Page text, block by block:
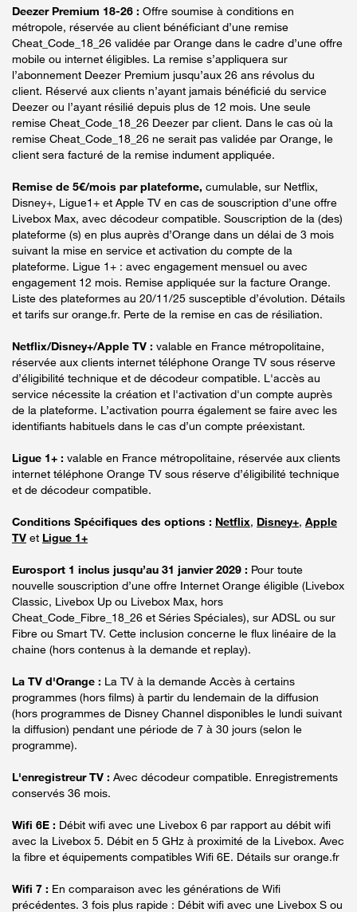
Deezer Premium 18-26 : Offre soumise à conditions en
métropole, réservée au client bénéficiant d’une remise
Cheat_Code_18_26 validée par Orange dans le cadre d’une offre
mobile ou internet éligibles. La remise s’appliquera sur
l’abonnement Deezer Premium jusqu’aux 26 ans révolus du
client. Réservé aux clients n’ayant jamais bénéficié du service
Deezer ou l’ayant résilié depuis plus de 12 mois. Une seule
remise Cheat_Code_18_26 Deezer par client. Dans le cas où la
remise Cheat_Code_18_26 ne serait pas validée par Orange, le
client sera facturé de la remise indument appliquée.
Remise de 5€/mois par plateforme, cumulable, sur Netflix,
Disney+, Ligue1+ et Apple TV en cas de souscription d’une offre
Livebox Max, avec décodeur compatible. Souscription de la (des)
plateforme (s) en plus auprès d’Orange dans un délai de 3 mois
suivant la mise en service et activation du compte de la
plateforme. Ligue 1+ : avec engagement mensuel ou avec
engagement 12 mois. Remise appliquée sur la facture Orange.
Liste des plateformes au 20/11/25 susceptible d’évolution. Détails
et tarifs sur orange.fr. Perte de la remise en cas de résiliation.
Netflix/Disney+/Apple TV : valable en France métropolitaine,
réservée aux clients internet téléphone Orange TV sous réserve
d’éligibilité technique et de décodeur compatible. L'accès au
service nécessite la création et l'activation d'un compte auprès
de la plateforme. L’activation pourra également se faire avec les
identifiants habituels dans le cas d’un compte préexistant.
Ligue 1+ : valable en France métropolitaine, réservée aux clients
internet téléphone Orange TV sous réserve d’éligibilité technique
et de décodeur compatible.
Conditions Spécifiques des options : Netflix, Disney+, Apple
TV et Ligue 1+
Eurosport 1 inclus jusqu’au 31 janvier 2029 : Pour toute
nouvelle souscription d’une offre Internet Orange éligible (Livebox
Classic, Livebox Up ou Livebox Max, hors
Cheat_Code_Fibre_18_26 et Séries Spéciales), sur ADSL ou sur
Fibre ou Smart TV. Cette inclusion concerne le flux linéaire de la
chaine (hors contenus à la demande et replay).
La TV d'Orange : La TV à la demande Accès à certains
programmes (hors films) à partir du lendemain de la diffusion
(hors programmes de Disney Channel disponibles le lundi suivant
la diffusion) pendant une période de 7 à 30 jours (selon le
programme).
L'enregistreur TV : Avec décodeur compatible. Enregistrements
conservés 36 mois.
Wifi 6E : Débit wifi avec une Livebox 6 par rapport au débit wifi
avec la Livebox 5. Débit en 5 GHz à proximité de la Livebox. Avec
la fibre et équipements compatibles Wifi 6E. Détails sur orange.fr
Wifi 7 : En comparaison avec les générations de Wifi
précédentes. 3 fois plus rapide : Débit wifi avec une Livebox S ou